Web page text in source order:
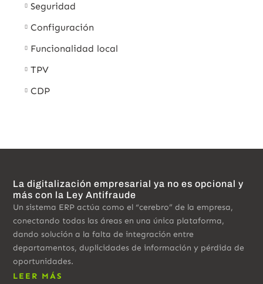
Seguridad
Configuración
Funcionalidad local
TPV
CDP
La digitalización empresarial ya no es opcional y
más con la Ley Antifraude
Un sistema ERP actúa como el “cerebro” de la empresa,
conectando todas las áreas en una única plataforma,
dando solución a la falta de integración entre
departamentos, duplicidades de información y pérdida de
oportunidades.
LEER MÁS